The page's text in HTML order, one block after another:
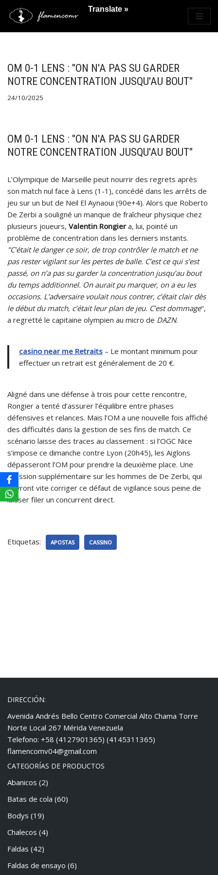
Saltar
OM 0-1 LENS : "ON N'A PAS SU GARDER
NOTRE CONCENTRATION JUSQU'AU BOUT"
24/10/2025
OM 0-1 LENS : "ON N'A PAS SU GARDER
NOTRE CONCENTRATION JUSQU'AU BOUT"
L’Olympique de Marseille peut nourrir des regrets après
son match nul face à Lens (1-1), concédé dans les arrêts de
jeu sur un but de Neil El Aynaoui (90e+4). Alors que Roberto
De Zerbi a souligné un manque de fraîcheur physique chez
plusieurs joueurs, Valentin Rongiera, lui, pointé un
problème de concentration dans les derniers instants.
"C’était le danger ce soir, de trop contrôler le match et ne
pas rester vigilant sur les pertes de balle. C’est ce qui s’est
passé, on n’a pas su garder la concentration jusqu’au bout
du temps additionnel. On aurait pu marquer, on a eu les
occasions. L’adversaire voulait nous contrer, c’était clair dès
le début du match, c’était leur plan de jeu. C’est dommage",
a regretté le capitaine olympien au micro de DAZN.
casino near me Retraits – Le montant minimum pour
effectuer un retrait est généralement de 20 €.
Aligné dans une défense à trois pour cette rencontre,
Rongier a tenté d’assurer l’équilibre entre phases
défensives et relances. Mais l’OM a une nouvelle fois affiché
des difficultés dans la gestion de ses fins de match. Ce
scénario laisse des traces au classement : si l’OGC Nice
s’impose ce dimanche contre Lyon (20h45), les Aiglons
dépasseront l’OM pour prendre la deuxième place. Une
pression supplémentaire sur les hommes de De Zerbi, qui
devront vite corriger ce défaut de vigilance sous peine de
laisser filer un concurrent direct.
Etiquetas: APOSTAS CASSINO
DIRECCIÓN:
Avenida Andrés Bello Centro Comercial Alto Chama Torre
Norte Local 267 Mérida Venezuela
Telefono: +58 (4127901365) (4145311365)
flamencomv04@gmail.com
CATEGORÍAS DE PRODUCTOS
Abanicos (2)
Batas de cola (60)
Bodys (19)
Chalecos (4)
Faldas (42)
Faldas de ensayo (6)
Translate »